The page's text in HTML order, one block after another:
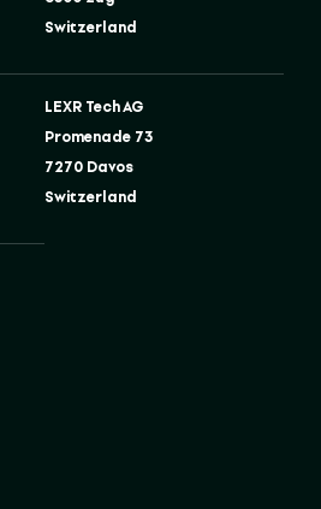
Switzerland
LEXR Tech AG
Promenade 73
7270 Davos
Switzerland